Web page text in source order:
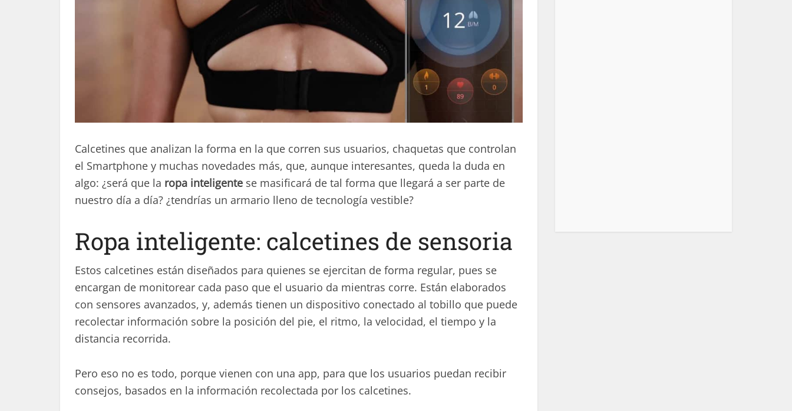
Calcetines que analizan la forma en la que corren sus usuarios, chaquetas que controlan
el Smartphone y muchas novedades más, que, aunque interesantes, queda la duda en
algo: ¿será que la ropa inteligente se masificará de tal forma que llegará a ser parte de
nuestro día a día? ¿tendrías un armario lleno de tecnología vestible?
Ropa inteligente: calcetines de sensoria
Estos calcetines están diseñados para quienes se ejercitan de forma regular, pues se
encargan de monitorear cada paso que el usuario da mientras corre. Están elaborados
con sensores avanzados, y, además tienen un dispositivo conectado al tobillo que puede
recolectar información sobre la posición del pie, el ritmo, la velocidad, el tiempo y la
distancia recorrida.
Pero eso no es todo, porque vienen con una app, para que los usuarios puedan recibir
consejos, basados en la información recolectada por los calcetines.